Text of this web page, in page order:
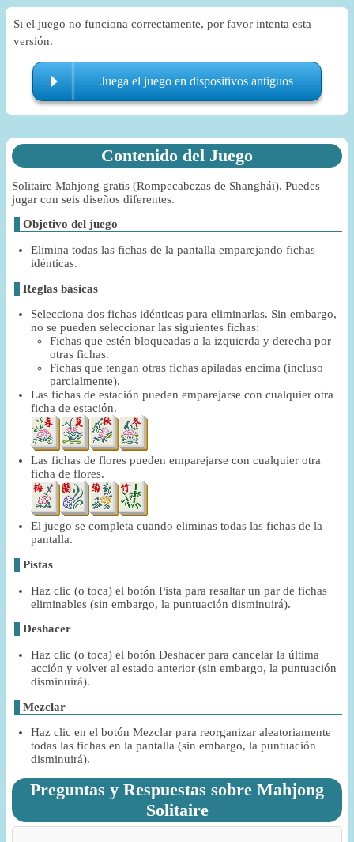
Si el juego no funciona correctamente, por favor intenta esta
versión.
Juega el juego en dispositivos antiguos
Contenido del Juego
Solitaire Mahjong gratis (Rompecabezas de Shanghái). Puedes
jugar con seis diseños diferentes.
Objetivo del juego
Elimina todas las fichas de la pantalla emparejando fichas
idénticas.
Reglas básicas
Selecciona dos fichas idénticas para eliminarlas. Sin embargo,
no se pueden seleccionar las siguientes fichas:
Fichas que estén bloqueadas a la izquierda y derecha por
otras fichas.
Fichas que tengan otras fichas apiladas encima (incluso
parcialmente).
Las fichas de estación pueden emparejarse con cualquier otra
ficha de estación.
Las fichas de flores pueden emparejarse con cualquier otra
ficha de flores.
El juego se completa cuando eliminas todas las fichas de la
pantalla.
Pistas
Haz clic (o toca) el botón Pista para resaltar un par de fichas
eliminables (sin embargo, la puntuación disminuirá).
Deshacer
Haz clic (o toca) el botón Deshacer para cancelar la última
acción y volver al estado anterior (sin embargo, la puntuación
disminuirá).
Mezclar
Haz clic en el botón Mezclar para reorganizar aleatoriamente
todas las fichas en la pantalla (sin embargo, la puntuación
disminuirá).
Preguntas y Respuestas sobre Mahjong
Solitaire